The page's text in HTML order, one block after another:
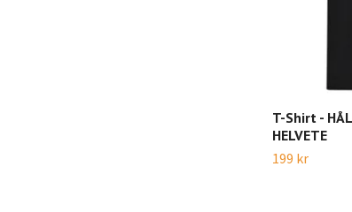
T-Shirt -
HELVETE
199 kr